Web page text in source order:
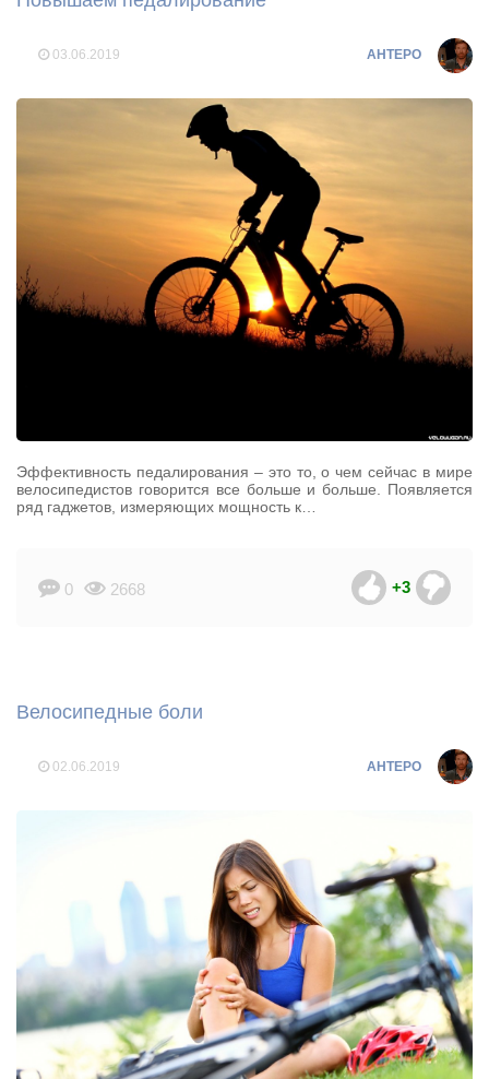
03.06.2019 AHTEPO
Эффективность педалирования – это то, о чем сейчас в мире
велосипедистов говорится все больше и больше. Появляется
ряд гаджетов, измеряющих мощность к…
0 2668 +3
Велосипедные боли
02.06.2019 AHTEPO